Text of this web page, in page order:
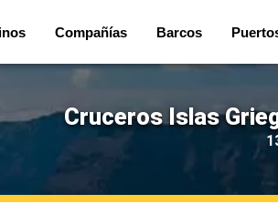
Compañías Barcos
Cruceros Islas